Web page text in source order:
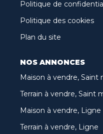
Politique de
Politique des cookies
Plan du site
NOS ANNONCES
Maison à vendre, Saint
Terrain à vendre, Saint
Maison à vendre, Ligne
Terrain à vendre, Ligne